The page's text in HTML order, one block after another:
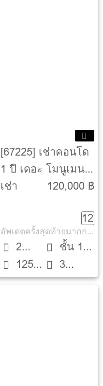
[67225] เช่าคอนโด
1 ปี เดอะ โมนูเมนต์
ทองหล่อ [The
เช่า
120,000 ฿
12
อัพเดตครั้งสุดท้ายมากกว่า 30 วัน
2
Beds125
ตรม.
ชั้น 11
ตึก -
3
ห้องน้ำ